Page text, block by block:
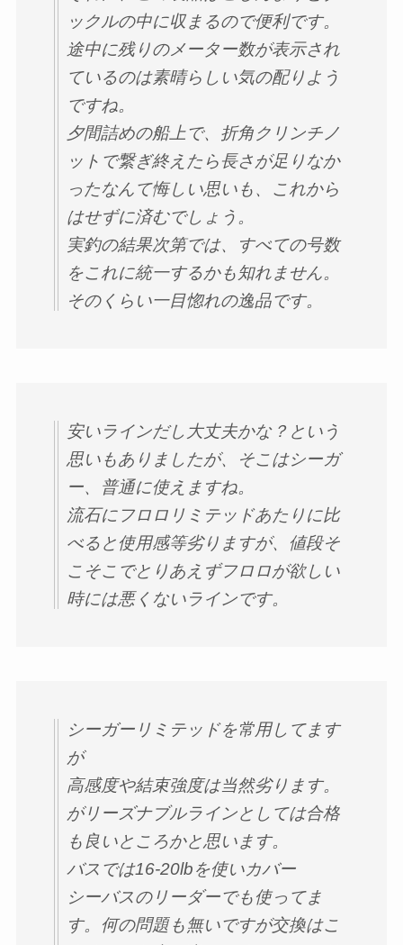
ックルの中に収まるので便利です。
途中に残りのメーター数が表示され
ているのは素晴らしい気の配りよう
ですね。
夕間詰めの船上で、折角クリンチノ
ットで繋ぎ終えたら長さが足りなか
ったなんて悔しい思いも、これから
はせずに済むでしょう。
実釣の結果次第では、すべての号数
をこれに統一するかも知れません。
そのくらい一目惚れの逸品です。
安いラインだし大丈夫かな？という
思いもありましたが、そこはシーガ
ー、普通に使えますね。
流石にフロロリミテッドあたりに比
べると使用感等劣りますが、値段そ
こそこでとりあえずフロロが欲しい
時には悪くないラインです。
シーガーリミテッドを常用してます
が
高感度や結束強度は当然劣ります。
がリーズナブルラインとしては合格
も良いところかと思います。
バスでは16-20lbを使いカバー
シーバスのリーダーでも使ってま
す。何の問題も無いですが交換はこ